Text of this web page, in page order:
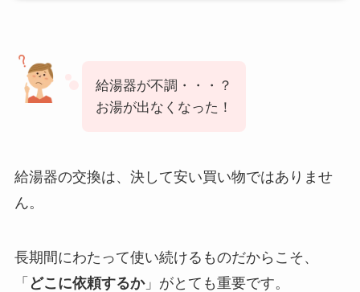
給湯器が不調・・・？
お湯が出なくなった！
給湯器の交換は、決して安い買い物ではありませ
ん。
長期間にわたって使い続けるものだからこそ、
「 どこに依頼するか」がとても重要です。